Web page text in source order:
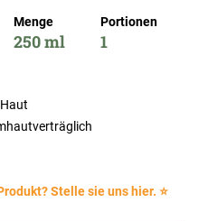
Menge
250 ml
Portionen
1
Stelle sie uns hier. ⭐